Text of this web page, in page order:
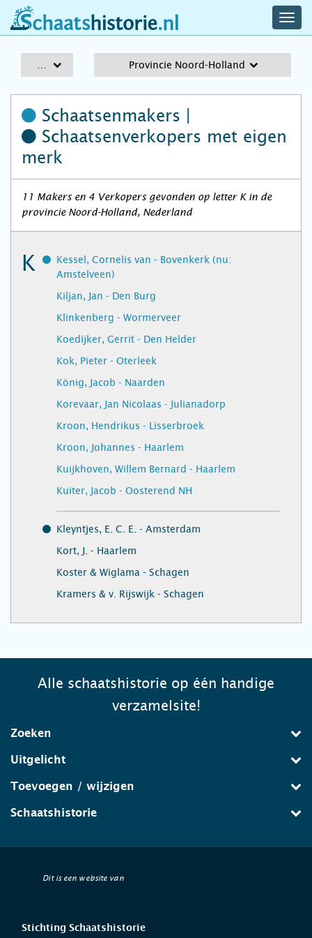
schaatshistorie.nl
Provincie Noord-Holland
Schaatsenmakers |
Schaatsenverkopers met eigen
merk
11 Makers en 4 Verkopers gevonden op letter K in de
provincie Noord-Holland, Nederland
K
Kessel, Cornelis van - Bovenkerk (nu:
Amstelveen)
Kiljan, Jan - Den Burg
Klinkenberg - Wormerveer
Koedijker, Gerrit - Den Helder
Kok, Pieter - Oterleek
König, Jacob - Naarden
Korevaar, Jan Nicolaas - Julianadorp
Kroon, Hendrikus - Lisserbroek
Kroon, Johannes - Haarlem
Kuijkhoven, Willem Bernard - Haarlem
Kuiter, Jacob - Oosterend NH
Kleyntjes, E. C. E. - Amsterdam
Kort, J. - Haarlem
Koster & Wiglama - Schagen
Kramers & v. Rijswijk - Schagen
Alle schaatshistorie op één handige
verzamelsite!
Zoeken
Uitgelicht
Toevoegen / wijzigen
Schaatshistorie
Dit is een website van
Stichting Schaatshistorie